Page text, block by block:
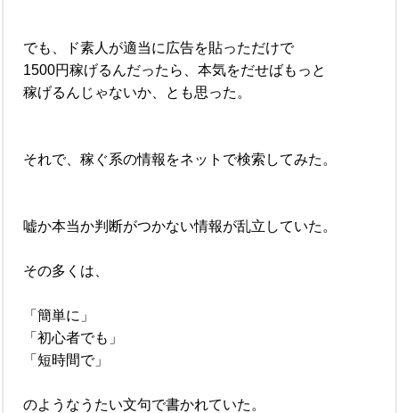
でも、ド素人が適当に広告を貼っただけで
1500円稼げるんだったら、本気をだせばもっと
稼げるんじゃないか、とも思った。
それで、稼ぐ系の情報をネットで検索してみた。
嘘か本当か判断がつかない情報が乱立していた。
その多くは、
「簡単に」
「初心者でも」
「短時間で」
のようなうたい文句で書かれていた。